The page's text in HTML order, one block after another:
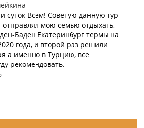
суток Всем! Советую данную тур
отправлял мою семью отдыхать,
Баден Екатеринбург термы на
года, и второй раз решили
а именно в Турцию, все
рекомендовать.